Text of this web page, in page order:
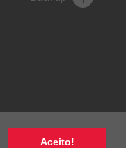
Aceito!